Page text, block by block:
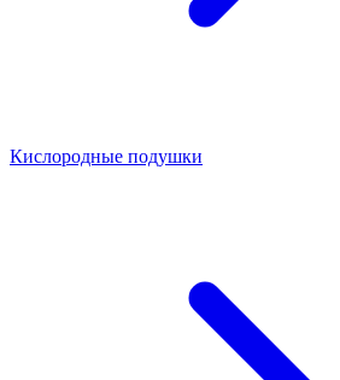
Кислородные подушки